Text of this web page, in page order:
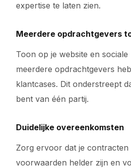
expertise te laten zien.
Meerdere opdrachtgevers
Toon op je website en sociale
meerdere opdrachtgevers
klantcases. Dit onderstreept
bent van één partij.
Duidelijke overeenkomsten
Zorg ervoor dat je contracten
voorwaarden helder zijn en